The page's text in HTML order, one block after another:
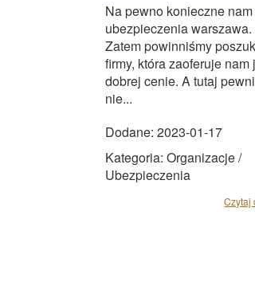
Na pewno konieczne
ubezpieczenia warszawa.
Zatem powinniśmy
firmy, która zaoferuje nam
dobrej cenie. A tutaj
nie...
Dodane: 2023-01-17
Kategoria: Organizacje /
Ubezpieczenia
Czytaj